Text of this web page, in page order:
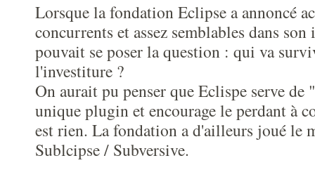
Lorsque la fondation Eclipse a annoncé
concurrents et assez semblables dans
pouvait se poser la question : qui va
l'investiture ?
On aurait pu penser que Eclispe serve
unique plugin et encourage le perdant à
est rien. La fondation a d'ailleurs joué le
Sublcipse / Subversive.